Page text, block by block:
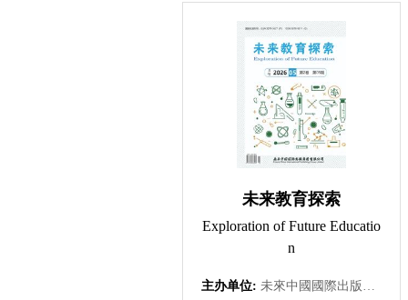
未来教育探索
Exploration of Future Educatio
n
主办单位: 未來中國國際出版集團有限公司